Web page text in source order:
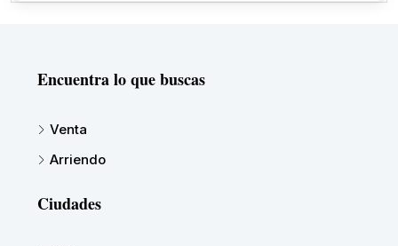
Encuentra lo que buscas
Venta
Arriendo
Ciudades